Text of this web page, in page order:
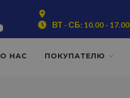
ВТ - СБ: 10.00 - 17.00
О НАС ПОКУПАТЕЛЮ